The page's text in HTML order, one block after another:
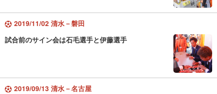
2019/11/02 清水－磐田
試合前のサイン会は石毛選手と伊藤選手
2019/09/13 清水－名古屋